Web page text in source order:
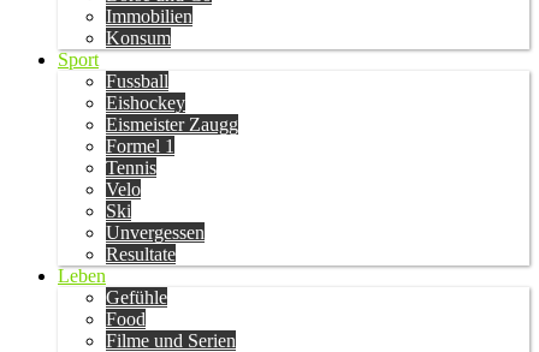
Immobilien
Konsum
Sport
Fussball
Eishockey
Eismeister Zaugg
Formel 1
Tennis
Velo
Ski
Unvergessen
Resultate
Leben
Gefühle
Food
Filme und Serien